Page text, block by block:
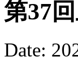
第37
Date: